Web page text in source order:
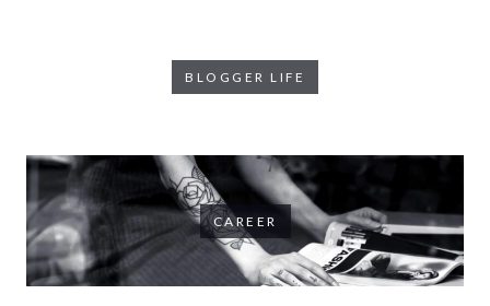
BLOGGER LIFE
CAREER